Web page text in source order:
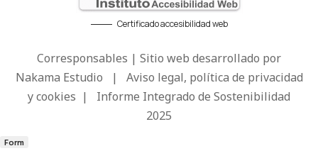
Certificado accesibilidad web
Corresponsables | Sitio web desarrollado por
Nakama Estudio | Aviso legal, política de privacidad
y cookies | Informe Integrado de Sostenibilidad
2025
Form